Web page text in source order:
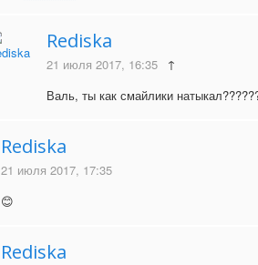
Rediska
21 июля 2017, 16:35 ↑
Валь, ты как смайлики
Rediska
21 июля 2017, 17:35
😊
Rediska